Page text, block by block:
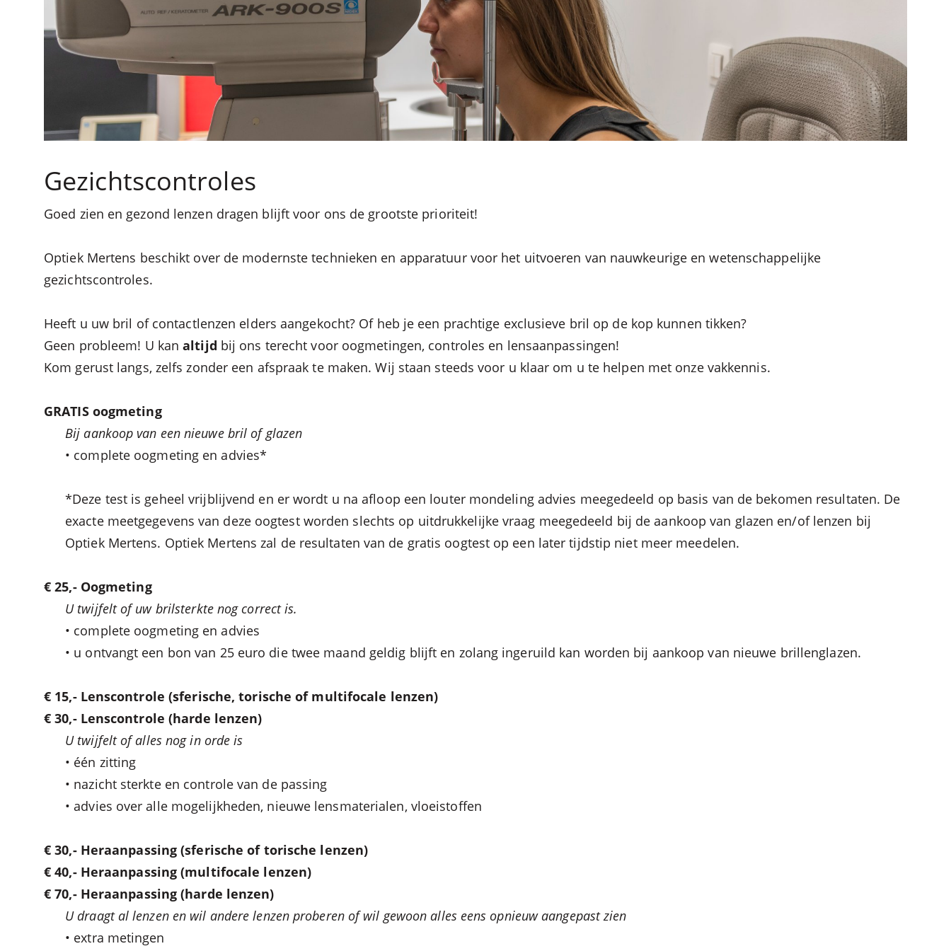
Gezichtscontroles
Goed zien en gezond lenzen dragen blijft voor ons de grootste prioriteit!
Optiek Mertens beschikt over de modernste technieken en apparatuur voor het uitvoeren van nauwkeurige en wetenschappelijke
gezichtscontroles.
Heeft u uw bril of contactlenzen elders aangekocht? Of heb je een prachtige exclusieve bril op de kop kunnen tikken?
Geen probleem! U kanaltijd bij ons terecht voor oogmetingen, controles en lensaanpassingen!
Kom gerust langs, zelfs zonder een afspraak te maken. Wij staan steeds voor u klaar om u te helpen met onze vakkennis.
GRATIS oogmeting
Bij aankoop van een nieuwe bril of glazen
• complete oogmeting en advies*
*Deze test is geheel vrijblijvend en er wordt u na afloop een louter mondeling advies meegedeeld op basis van de bekomen resultaten. De
exacte meetgegevens van deze oogtest worden slechts op uitdrukkelijke vraag meegedeeld bij de aankoop van glazen en/of lenzen bij
Optiek Mertens. Optiek Mertens zal de resultaten van de gratis oogtest op een later tijdstip niet meer meedelen.
€ 25,- Oogmeting
U twijfelt of uw brilsterkte nog correct is.
• complete oogmeting en advies
• u ontvangt een bon van 25 euro die twee maand geldig blijft en zolang ingeruild kan worden bij aankoop van nieuwe brillenglazen.
€ 15,- Lenscontrole (sferische, torische of multifocale lenzen)
€ 30,- Lenscontrole (harde lenzen)
U twijfelt of alles nog in orde is
• één zitting
• nazicht sterkte en controle van de passing
• advies over alle mogelijkheden, nieuwe lensmaterialen, vloeistoffen
€ 30,- Heraanpassing(sferische of torische lenzen)
€ 40,- Heraanpassing(multifocale lenzen)
€ 70,- Heraanpassing(harde lenzen)
U draagt al lenzen en wil andere lenzen proberen of wil gewoon alles eens opnieuw aangepast zien
• extra metingen